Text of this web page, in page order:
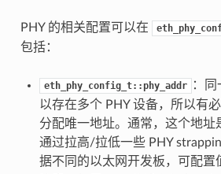
PHY 的相关配置可以在
包括：
eth_phy_config_t::phy_addr
：同
以存在多个 PHY 设备，所以有
分配唯一地址。通常，这个地址
通过拉高/拉低一些 PHY
据不同的以太网开发板，可配置